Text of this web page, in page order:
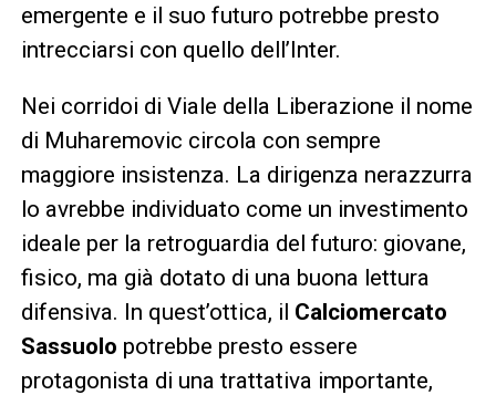
emergente e il suo futuro potrebbe presto
intrecciarsi con quello dell’Inter.
Nei corridoi di Viale della Liberazione il nome
di Muharemovic circola con sempre
maggiore insistenza. La dirigenza nerazzurra
lo avrebbe individuato come un investimento
ideale per la retroguardia del futuro: giovane,
fisico, ma già dotato di una buona lettura
difensiva. In quest’ottica, il Calciomercato
Sassuolo potrebbe presto essere
protagonista di una trattativa importante,